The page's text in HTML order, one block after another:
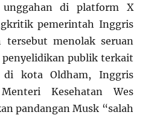
unggahan di platform X
pemerintah Inggris
tersebut menolak seruan
publik terkait
di kota Oldham, Inggris
Kesehatan Wes
pandangan Musk “salah